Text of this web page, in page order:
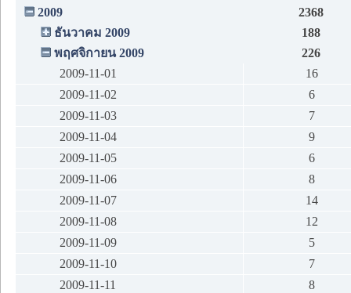
2009
2368
ธันวาคม 2009
188
พฤศจิกายน 2009
226
2009-11-01
16
2009-11-02
6
2009-11-03
7
2009-11-04
9
2009-11-05
6
2009-11-06
8
2009-11-07
14
2009-11-08
12
2009-11-09
5
2009-11-10
7
2009-11-11
8